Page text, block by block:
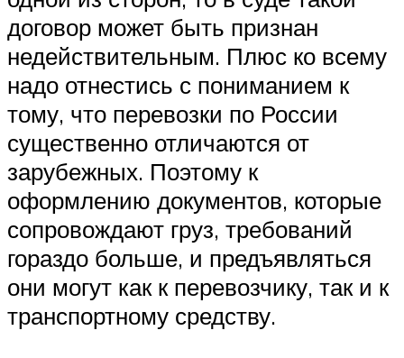
договор может быть признан
недействительным. Плюс ко всему
надо отнестись с пониманием к
тому, что перевозки по России
существенно отличаются от
зарубежных. Поэтому к
оформлению документов, которые
сопровождают груз, требований
гораздо больше, и предъявляться
они могут как к перевозчику, так и к
транспортному средству.